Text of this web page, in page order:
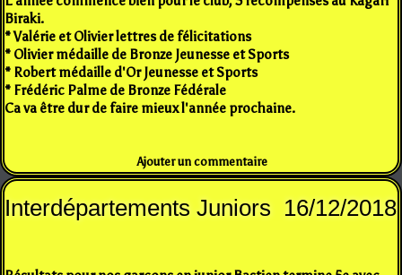
Biraki.
* Valérie et Olivier lettres de félicitations
* Olivier médaille de Bronze Jeunesse et Sports
* Robert médaille d'Or Jeunesse et Sports
* Frédéric Palme de Bronze Fédérale
Ca va être dur de faire mieux l'année prochaine.
Ajouter un commentaire
Interdépartements Juniors 16/12/2018